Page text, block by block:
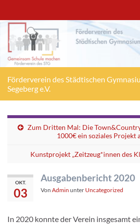
Förderverein des Städtischen
Segeberg e.V.
Zum Dritten Mal: Die
1000€ ein soziales Projekt
Kunstprojekt „Zeitzeug*innen des
OKT.
03
Ausgabenbericht 2020
Von Admin unter Uncategorized
In 2020 konnte der Verein insgesamt